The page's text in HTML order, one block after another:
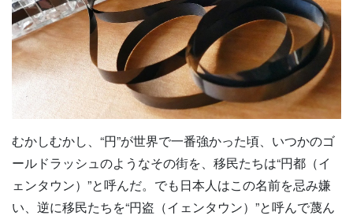
むかしむかし、“円”が世界で一番強かった頃、いつかのゴ
ールドラッシュのようなその街を、移民たちは“円都（イ
ェンタウン）”と呼んだ。でも日本人はこの名前を忌み嫌
い、逆に移民たちを“円盗（イェンタウン）”と呼んで蔑ん